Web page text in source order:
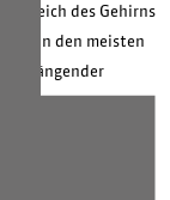
Bereich des Gehirns
In den meisten
Gliedmaßen einer
Gefäß